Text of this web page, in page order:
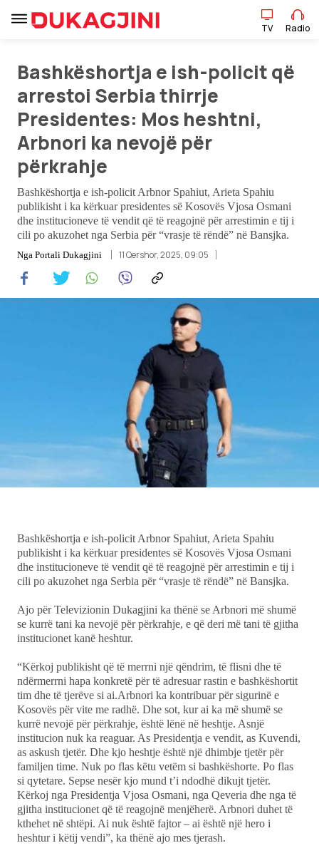
Lajme
Pikëpamje
Art Jete
Kulturë
DuVideo
TV Radio
Bashkëshortja e ish-policit që
arrestoi Serbia thirrje
Presidentes: Mos heshtni,
Arbnori ka nevojë për
përkrahje
Bashkëshortja e ish-policit Arbnor Spahiut, Arieta Spahiu
publikisht i ka kërkuar presidentes së Kosovës Vjosa Osmani
dhe institucioneve të vendit që të reagojnë për arrestimin e tij i
cili po akuzohet nga Serbia për “vrasje të rëndë” në Bansjka.
Nga Portali Dukagjini 11 Qershor, 2025, 09:05
Bashkëshortja e ish-policit Arbnor Spahiut, Arieta Spahiu
publikisht i ka kërkuar presidentes së Kosovës Vjosa Osmani
dhe institucioneve të vendit që të reagojnë për arrestimin e tij i
cili po akuzohet nga Serbia për “vrasje të rëndë” në Bansjka.
Ajo për Televizionin Dukagjini ka thënë se Arbnori më shumë
se kurrë tani ka nevojë për përkrahje, e që deri më tani të gjitha
institucionet kanë heshtur.
“Kërkoj publikisht që të merrni një qëndrim, të flisni dhe të
ndërmerrni hapa konkretë për të adresuar rastin e bashkëshortit
tim dhe të tjerëve si ai.Arbnori ka kontribuar për sigurinë e
Kosovës për vite me radhë. Dhe sot, kur ai ka më shumë se
kurrë nevojë për përkrahje, është lënë në heshtje. Asnjë
institucion nuk ka reaguar. As Presidentja e vendit, as Kuvendi,
as askush tjetër. Dhe kjo heshtje është një dhimbje tjetër për
familjen time. Nuk po flas këtu vetëm si bashkëshorte. Po flas
si qytetare. Sepse nesër kjo mund t’i ndodhë dikujt tjetër.
Kërkoj nga Presidentja Vjosa Osmani, nga Qeveria dhe nga të
gjitha institucionet që të reagojnë menjëherë. Arbnori duhet të
kthehet në shtëpi. Ai nuk është fajtor – ai është një hero i
heshtur i këtij vendi”, ka thënë ajo mes tjerash.